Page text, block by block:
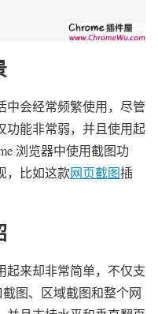
中会经常频繁使用，尽管
功能非常弱，并且使用起
浏览器中使用截图功
，比如这款网页截图插
起来却非常简单，不仅支
图、区域截图和整个网